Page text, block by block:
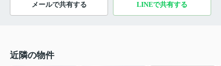
メールで共有する LINEで共有する
近隣の物件